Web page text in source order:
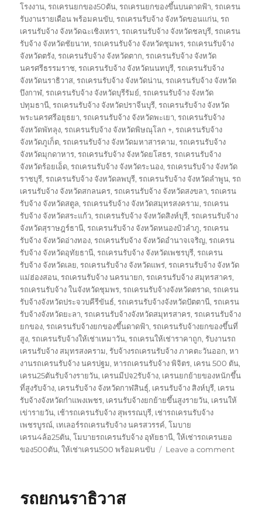
โรงงาน,รถเครนยกของ50ตัน,รถเครนยกของขึ้นบนดาดฟ้า,รถเครน
รับงานรายเดือน พร้อมคนขับ,รถเครนรับจ้าง จังหวัดขอนแก่น,รถ
เครนรับจ้าง จังหวัดฉะเชิงเทรา,รถเครนรับจ้าง จังหวัดชลบุรี,รถเครน
รับจ้าง จังหวัดชัยนาท,รถเครนรับจ้าง จังหวัดชุมพร,รถเครนรับจ้าง
จังหวัดตรัง,รถเครนรับจ้าง จังหวัดตาก,รถเครนรับจ้าง จังหวัด
นครศรีธรรมราช,รถเครนรับจ้าง จังหวัดนนทบุรี,รถเครนรับจ้าง
จังหวัดนราธิวาส,รถเครนรับจ้าง จังหวัดน่าน,รถเครนรับจ้าง จังหวัด
บึงกาฬ,รถเครนรับจ้าง จังหวัดบุรีรัมย์,รถเครนรับจ้าง จังหวัด
ปทุมธานี,รถเครนรับจ้าง จังหวัดปราจีนบุรี,รถเครนรับจ้าง จังหวัด
พระนครศรีอยุธยา,รถเครนรับจ้าง จังหวัดพะเยา,รถเครนรับจ้าง
จังหวัดพัทลุง,รถเครนรับจ้าง จังหวัดพิษณุโลก +,รถเครนรับจ้าง
จังหวัดภูเก็ต,รถเครนรับจ้าง จังหวัดมหาสารคาม,รถเครนรับจ้าง
จังหวัดมุกดาหาร,รถเครนรับจ้าง จังหวัดยโสธร,รถเครนรับจ้าง
จังหวัดร้อยเอ็ด,รถเครนรับจ้าง จังหวัดระนอง,รถเครนรับจ้าง จังหวัด
ราชบุรี,รถเครนรับจ้าง จังหวัดลพบุรี,รถเครนรับจ้าง จังหวัดลำพูน,รถ
เครนรับจ้าง จังหวัดสกลนคร,รถเครนรับจ้าง จังหวัดสงขลา,รถเครน
รับจ้าง จังหวัดสตูล,รถเครนรับจ้าง จังหวัดสมุทรสงคราม,รถเครน
รับจ้าง จังหวัดสระแก้ว,รถเครนรับจ้าง จังหวัดสิงห์บุรี,รถเครนรับจ้าง
จังหวัดสุราษฎร์ธานี,รถเครนรับจ้าง จังหวัดหนองบัวลำภู,รถเครน
รับจ้าง จังหวัดอ่างทอง,รถเครนรับจ้าง จังหวัดอำนาจเจริญ,รถเครน
รับจ้าง จังหวัดอุทัยธานี,รถเครนรับจ้าง จังหวัดเพชรบุรี,รถเครน
รับจ้าง จังหวัดเลย,รถเครนรับจ้าง จังหวัดแพร่,รถเครนรับจ้าง จังหวัด
แม่ฮ่องสอน,รถเครนรับจ้าง นครนายก,รถเครนรับจ้าง สมุทรสาคร,
รถเครนรับจ้าง ในจังหวัดชุมพร,รถเครนรับจ้างจังหวัดตราด,รถเครน
รับจ้างจังหวัดประจวบคีรีขันธ์,รถเครนรับจ้างจังหวัดปัตตานี,รถเครน
รับจ้างจังหวัดยะลา,รถเครนรับจ้างจังหวัดสมุทรสาคร,รถเครนรับจ้าง
ยกของ,รถเครนรับจ้างยกของขึ้นดาดฟ้า,รถเครนรับจ้างยกของขึ้นที่
สูง,รถเครนรับจ้างให้เช่าเหมาวัน,รถเครนให้เช่าราคาถูก,รับงานรถ
เครนรับจ้าง สมุทรสงคราม,รับจ้างรถเครนรับจ้าง ภาคตะวันออก,หา
งานรถเครนรับจ้าง นครปฐม,หารถเครนรับจ้าง พิจิตร, เครน 500 ตัน,
เครน25ตันรับจ้างรายวัน, เครนมีปจ2รับจ้าง, เครนยกย้ายของหนักขึ้น
ที่สูงรับจ้าง, เครนรับจ้าง จังหวัดกาฬสินธุ์, เครนรับจ้าง สิงห์บุรี, เครน
รับจ้างจังหวัดกำแพงเพชร, เครนรับจ้างยกย้ายขึ้นสูงรายวัน, เครนให้
เข่ารายวัน, เช้ารถเครนรับจ้าง สุพรรณบุรี, เช่ารถเครนรับจ้าง
เพชรบูรณ์, เทเลอร์รถเครนรับจ้าง นครสวรรค์,โมบาย
เครน4ล้อ25ตัน,โมบายรถเครนรับจ้าง อุทัยธานี,ให้เช่ารถเครนยอ
ของ500ตัน,ให้เช่าเครน500 พร้อมคนขับ Leave a commenton
รถยกนราธิวาส